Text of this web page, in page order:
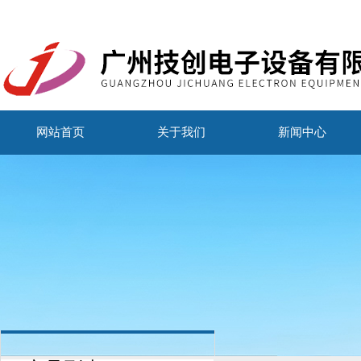
网站首页 关于我们 新闻中心